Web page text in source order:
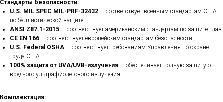
Стандарты безопасности:
U.S. MIL SPEC MIL-PRF-32432 — соответствует военным стандартам США
по баллистической защите.
ANSI Z87.1-2015 — соответствует американским стандартам по защите глаз.
CE EN 166 — соответствует европейским стандартам безопасности.
U.S. Federal OSHA — соответствует требованиям Управления по охране
труда США.
100% защита от UVA/UVB-излучения — обеспечивает полную защиту от
вредного ультрафиолетового излучения.
Комплектация: